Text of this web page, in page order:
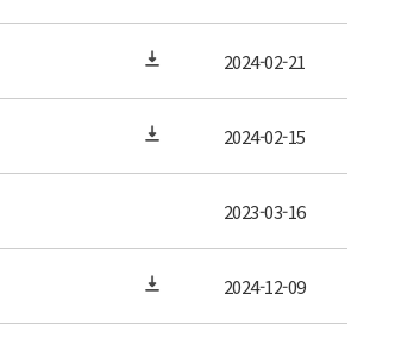
2024-02-21
2024-02-15
2023-03-16
2024-12-09